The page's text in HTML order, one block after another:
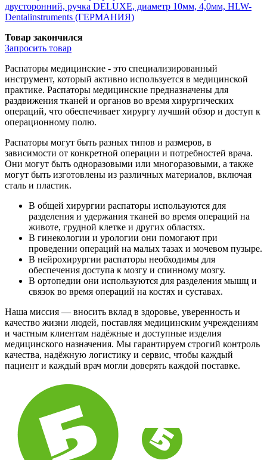
двусторонний, ручка DELUXE, диаметр 10мм, 4,0мм, HLW-
Dentalinstruments (ГЕРМАНИЯ)
Товар закончился
Запросить товар
Распаторы медицинские - это специализированный
инструмент, который активно используется в медицинской
практике. Распаторы медицинские предназначены для
раздвижения тканей и органов во время хирургических
операций, что обеспечивает хирургу лучший обзор и доступ к
операционному полю.
Распаторы могут быть разных типов и размеров, в
зависимости от конкретной операции и потребностей врача.
Они могут быть одноразовыми или многоразовыми, а также
могут быть изготовлены из различных материалов, включая
сталь и пластик.
В общей хирургии распаторы используются для
разделения и удержания тканей во время операций на
животе, грудной клетке и других областях.
В гинекологии и урологии они помогают при
проведении операций на малых тазах и мочевом пузыре.
В нейрохирургии распаторы необходимы для
обеспечения доступа к мозгу и спинному мозгу.
В ортопедии они используются для разделения мышц и
связок во время операций на костях и суставах.
Наша миссия — вносить вклад в здоровье, уверенность и
качество жизни людей, поставляя медицинским учреждениям
и частным клиентам надёжные и доступные изделия
медицинского назначения. Мы гарантируем строгий контроль
качества, надёжную логистику и сервис, чтобы каждый
пациент и каждый врач могли доверять каждой поставке.